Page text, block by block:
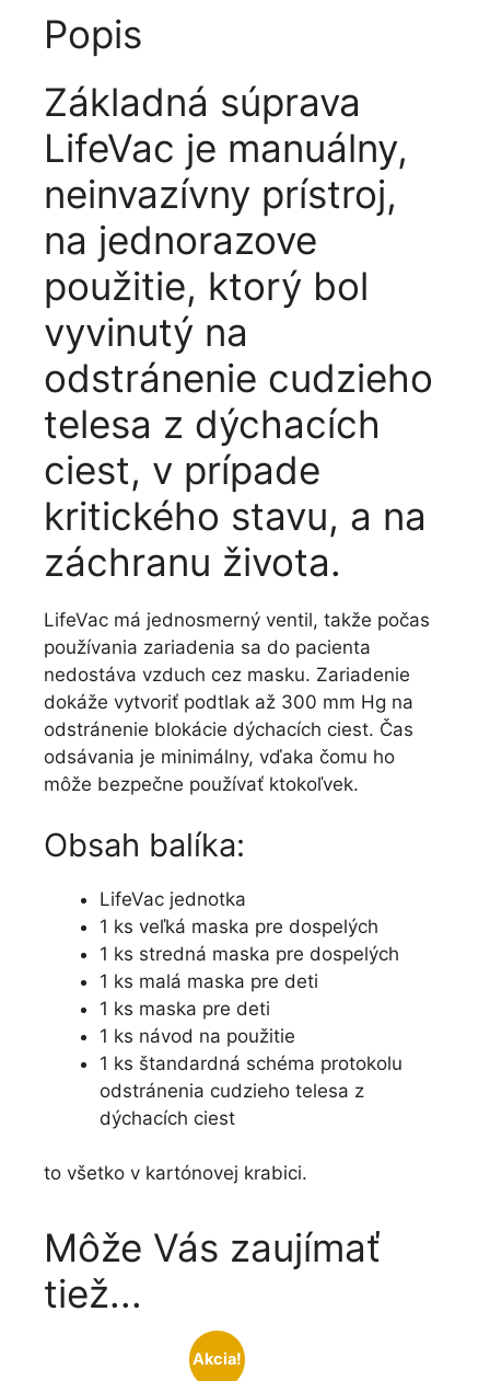
Popis
Základná súprava
LifeVac je manuálny,
neinvazívny prístroj,
na jednorazove
použitie, ktorý bol
vyvinutý na
odstránenie cudzieho
telesa z dýchacích
ciest, v prípade
kritického stavu, a na
záchranu života.
LifeVac má jednosmerný ventil, takže počas
používania zariadenia sa do pacienta
nedostáva vzduch cez masku. Zariadenie
dokáže vytvoriť podtlak až 300 mm Hg na
odstránenie blokácie dýchacích ciest. Čas
odsávania je minimálny, vďaka čomu ho
môže bezpečne používať ktokoľvek.
Obsah balíka:
LifeVac jednotka
1 ks veľká maska pre dospelých
1 ks stredná maska pre dospelých
1 ks malá maska pre deti
1 ks maska pre deti
1 ks návod na použitie
1 ks štandardná schéma protokolu
odstránenia cudzieho telesa z
dýchacích ciest
to všetko v kartónovej krabici.
Môže Vás zaujímať
tiež...
Akcia!